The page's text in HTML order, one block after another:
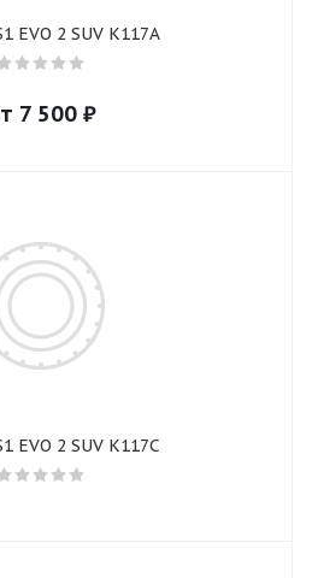
EVO 2 SUV K117A
7 500₽
EVO 2 SUV K117C